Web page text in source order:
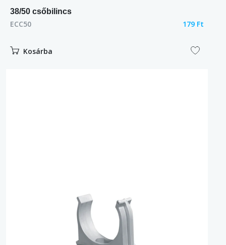
38/50 csőbilincs
ECC50 179 Ft
Kosárba